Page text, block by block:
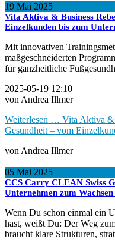
19 Mai 2025
Vita Aktiva & Business
Einzelkunden bis zum
Mit innovativen
maßgeschneiderten
für ganzheitliche
2025-05-19 12:10
von Andrea Illmer
Weiterlesen … Vita Aktiva &
Gesundheit – vom
von Andrea Illmer
05 Mai 2025
CCS Carry CLEAN Swiss
Unternehmen zum
Wenn Du schon einmal ein
hast, weißt Du: Der Weg
braucht klare Strukturen,